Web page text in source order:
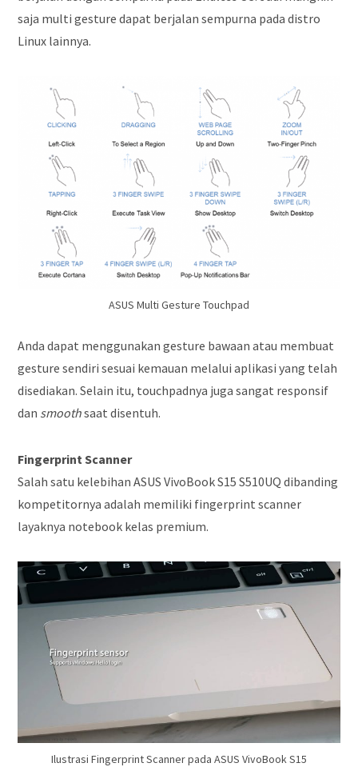
saja multi gesture dapat berjalan sempurna pada distro
Linux lainnya.
ASUS Multi Gesture Touchpad
Anda dapat menggunakan gesture bawaan atau membuat
gesture sendiri sesuai kemauan melalui aplikasi yang telah
disediakan. Selain itu, touchpadnya juga sangat responsif
dan smoothsaat disentuh.
Fingerprint Scanner
Salah satu kelebihan ASUS VivoBook S15 S510UQ dibanding
kompetitornya adalah memiliki fingerprint scanner
layaknya notebook kelas premium.
Ilustrasi Fingerprint Scanner pada ASUS VivoBook S15